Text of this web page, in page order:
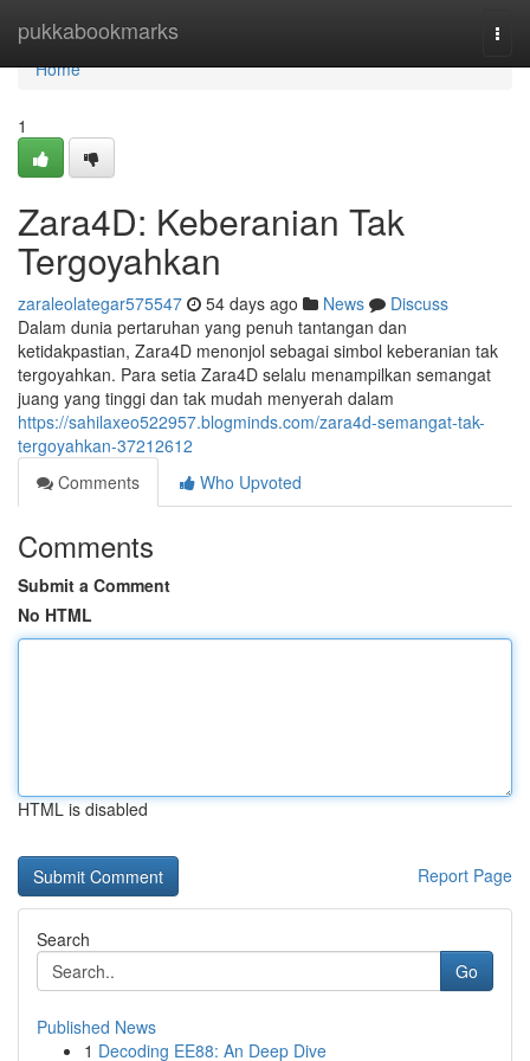
pukkabookmarks
Home
Home
1
Zara4D: Keberanian Tak
Tergoyahkan
zaraleolategar575547 54 days ago News
Discuss
Dalam dunia pertaruhan yang penuh tantangan dan
ketidakpastian, Zara4D menonjol sebagai simbol keberanian tak
tergoyahkan. Para setia Zara4D selalu menampilkan semangat
juang yang tinggi dan tak mudah menyerah dalam
https://sahilaxeo522957.blogminds.com/zara4d-semangat-tak-
tergoyahkan-37212612
Comments
Who Upvoted
Comments
Submit a Comment
No HTML
HTML is disabled
Report Page
Search
Go
Published News
1 Decoding EE88: An Deep Dive